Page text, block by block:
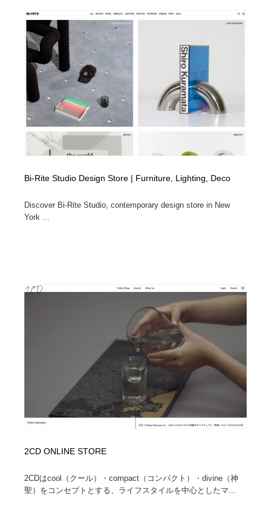
Bi-Rite Studio Design Store | Furniture, Lighting, Deco
Discover Bi-Rite Studio, contemporary design store in New
York ...
2CD ONLINE STORE
2CDはcool（クール）・compact（コンパクト）・divine（神
聖）をコンセプトとする、ライフスタイルを中心としたマ...